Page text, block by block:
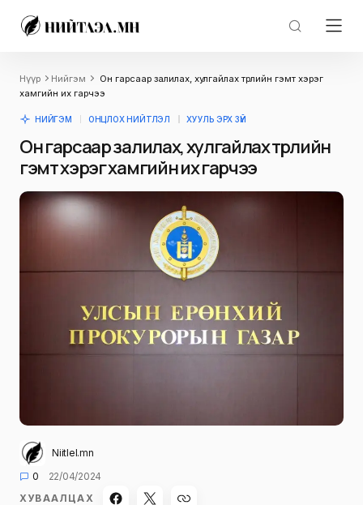
Нүүр Нийгэм
Он гарсаар залилах, хулгайлах төрлийн гэмт хэрэг
хамгийн их гарчээ
НИЙГЭМ ОНЦЛОХ НИЙТЛЭЛ ХУУЛЬ ЭРХ ЗҮЙ
Он гарсаар залилах, хулгайлах төрлийн
гэмт хэрэг хамгийн их гарчээ
Niitlel.mn
0
22/04/2024
ХУВААЛЦАХ